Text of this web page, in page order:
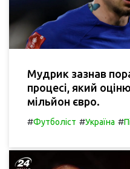
Мудрик зазнав
процесі, який
мільйон євро.
#Футболіст #Україна #